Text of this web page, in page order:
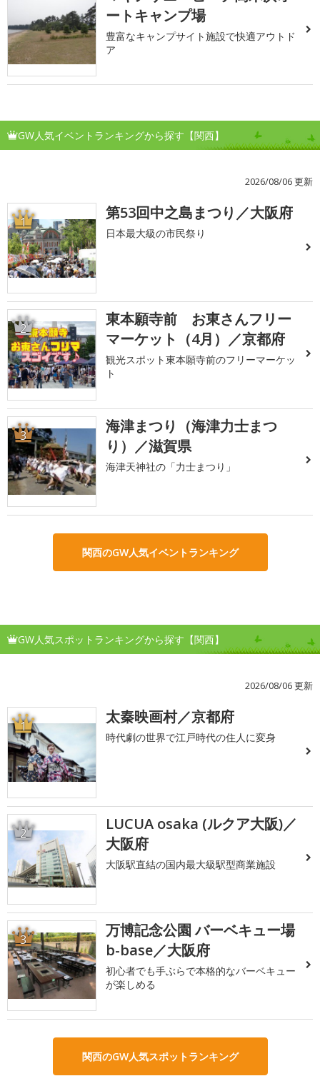
ートキャンプ場
豊富なキャンプサイト施設で快適アウトド
ア
GW人気イベントランキングから探す【関西】
2026/08/06 更新
1 第53回中之島まつり／大阪府
日本最大級の市民祭り
2
東本願寺前 お東さんフリー
マーケット（4月）／京都府
観光スポット東本願寺前のフリーマーケッ
ト
3
海津まつり（海津力士まつ
り）／滋賀県
海津天神社の「力士まつり」
関西のGW人気イベントランキング
GW人気スポットランキングから探す【関西】
2026/08/06 更新
1 太秦映画村／京都府
時代劇の世界で江戸時代の住人に変身
2
LUCUA osaka (ルクア大阪)／
大阪府
大阪駅直結の国内最大級駅型商業施設
3
万博記念公園 バーベキュー場
b-base／大阪府
初心者でも手ぶらで本格的なバーベキュー
が楽しめる
関西のGW人気スポットランキング